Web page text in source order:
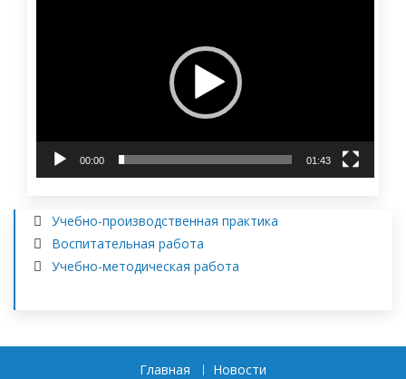
00:00 01:43
Учебно-производственная практика
Воспитательная работа
Учебно-методическая работа
Главная Новости